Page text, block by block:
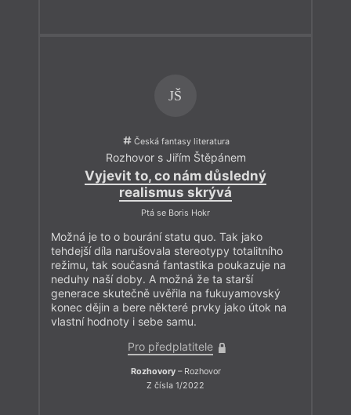
bibliofilií. Jednou z cen je také roční předplatné. Pokud vám
S přáním živého čtení a magického roku 2022!
JŠ
Česká fantasy literatura
Rozhovor s Jiřím Štěpánem
Vyjevit to, co nám důsledný
realismus skrývá
Ptá se Boris Hokr
Možná je to o bourání statu quo. Tak jako
tehdejší díla narušovala stereotypy totalitního
režimu, tak současná fantastika poukazuje na
neduhy naší doby. A možná že ta starší
generace skutečně uvěřila na fukuyamovský
konec dějin a bere některé prvky jako útok na
vlastní hodnoty i sebe samu.
Pro předplatitele
Rozhovory– Rozhovor
Z čísla 1/2022